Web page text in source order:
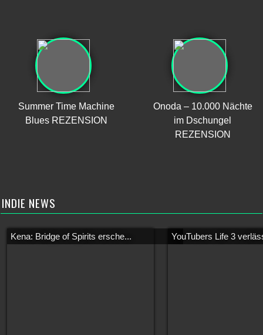
Summer Time Machine
Blues REZENSION
Onoda – 10.000 Nächte
im Dschungel
REZENSION
INDIE NEWS
Kena: Bridge of Spirits ersche... YouTubers Life 3